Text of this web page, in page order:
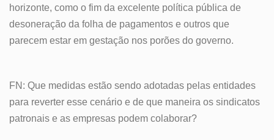
horizonte, como o fim da excelente política pública de
desoneração da folha de pagamentos e outros que
parecem estar em gestação nos porões do governo.
FN: Que medidas estão sendo adotadas pelas entidades
para reverter esse cenário e de que maneira os sindicatos
patronais e as empresas podem colaborar?